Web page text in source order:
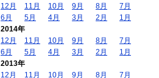
12月
11月 10月 9月 8月
7月
6月
5月 4月 3月 2月
1月
2014年
12月
11月 10月 9月 8月
7月
6月
5月 4月 3月 2月
1月
2013年
12月
11月 10月 9月 8月 7月